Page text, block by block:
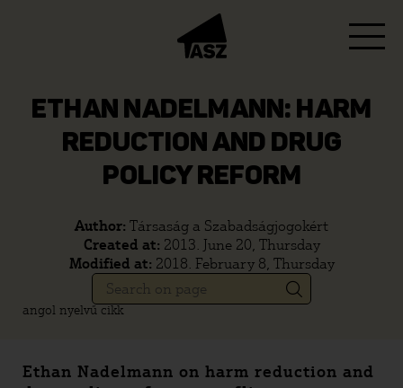
ETHAN NADELMANN: HARM
REDUCTION AND DRUG
POLICY REFORM
Author: Társaság a Szabadságjogokért
Created at: 2013. June 20, Thursday
Modified at: 2018. February 8, Thursday
angol nyelvű cikk
Ethan Nadelmann on harm reduction and